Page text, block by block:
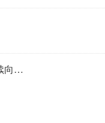
忽略dockerfile中RUN命令报错，继续向下执行